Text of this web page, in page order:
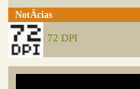
NotÃ­cias
72 DPI